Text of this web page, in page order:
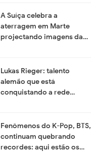
A Suíça celebra a
aterragem em Marte
projectando imagens da
Lukas Rieger: talento
alemão que está
conquistando a rede
Fenômenos do K-Pop, BTS,
continuam quebrando
recordes: aqui estão os